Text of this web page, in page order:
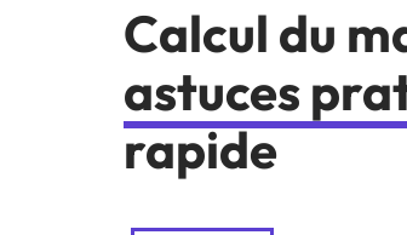
Calcul du
astuces
rapide